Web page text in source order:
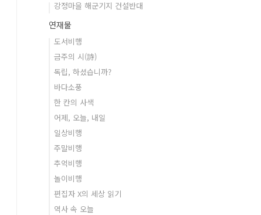
강정마을 해군기지 건설반대
연재물
도서비행
금주의 시(詩)
독립, 하셨습니까?
바다소풍
한 칸의 사색
어제, 오늘, 내일
일상비행
주말비행
추억비행
놀이비행
편집자 X의 세상 읽기
역사 속 오늘